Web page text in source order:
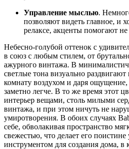
Управление мыслью.
позволяют видеть главное, и
релаксе, акценты помогают
Небесно-голубой оттенок с
в союз с любым стилем, от
ажурного винтажа. В
светлые тона визуально
комнату воздухом и даря ощущение,
заметно легче. В то же время этот
интерьер вещами, столь милыми
винтажа, и при этом ничуть не
умиротворения. В обоих случаях
себе, обволакивая пространство
свежестью, что делает его
инструментом для создания дома, в